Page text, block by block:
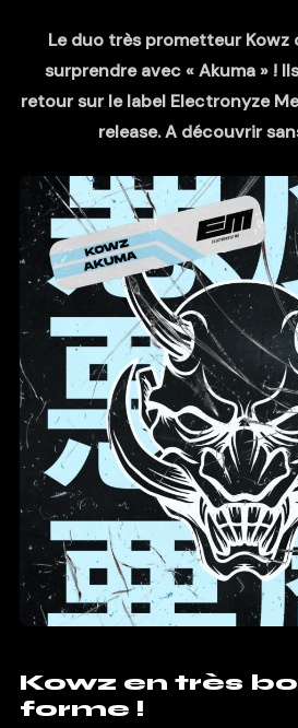
Le duo très prometteur
surprendre avec « Akuma » !
retour sur le label Electronyze
release. A découvrir
Kowz en très
forme !